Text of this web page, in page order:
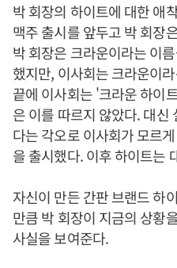
박 회장의 하이트에 대한 애
맥주 출시를 앞두고 박 회장
박 회장은 크라운이라는 이
했지만, 이사회는 크라운이
끝에 이사회는 '크라운 하이
은 이를 따르지 않았다. 대신
다는 각오로 이사회가 모르
을 출시했다. 이후 하이트는
자신이 만든 간판 브랜드 하
만큼 박 회장이 지금의 상황
사실을 보여준다.